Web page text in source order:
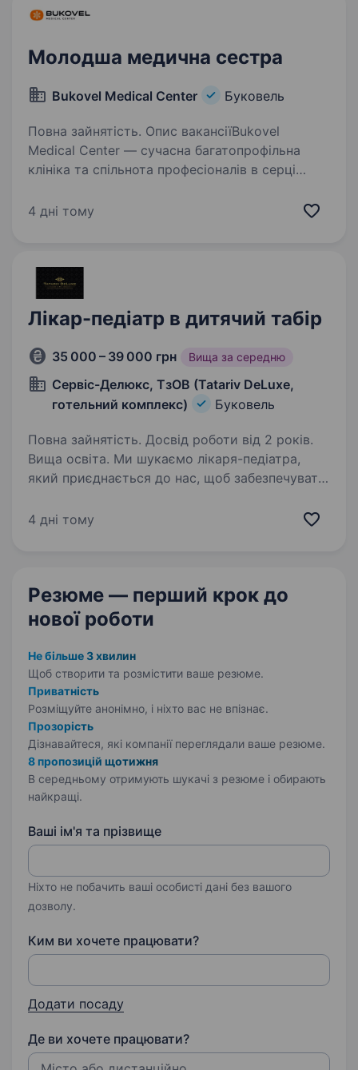
Молодша медична сестра
Bukovel Medical Center Буковель
Повна зайнятість. Опис вакансіїBukovel
Medical Center — сучасна багатопрофільна
клініка та спільнота професіоналів в серці
Функціональні обов’язки: Підтримання чистоти
4 дні тому
Лікар-педіатр в дитячий табір
35 000 – 39 000 грн Вища за середню
Сервіс-Делюкс, ТзОВ (Tatariv DeLuxe,
готельний комплекс)
Буковель
Повна зайнятість. Досвід роботи від 2 років.
Вища освіта. Ми шукаємо лікаря-педіатра,
який приєднається до нас, щоб забезпечувати
гостям табору. Якщо ви відповідальна, уважні
4 дні тому
Резюме — перший крок до
нової роботи
Не більше 3 хвилин
Щоб створити та розмістити ваше резюме.
Приватність
Розміщуйте анонімно, і ніхто вас не впізнає.
Прозорість
Дізнавайтеся, які компанії переглядали ваше резюме.
8 пропозицій щотижня
В середньому отримують шукачі з резюме і обирають
найкращі.
Ваші ім'я та прізвище
Ніхто не побачить ваші особисті дані без вашого
дозволу.
Ким ви хочете працювати?
Додати посаду
Де ви хочете працювати?